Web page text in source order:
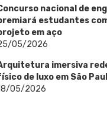
nacional de
estudantes
em aço
05/2026
imersiva
de luxo em São
05/2026